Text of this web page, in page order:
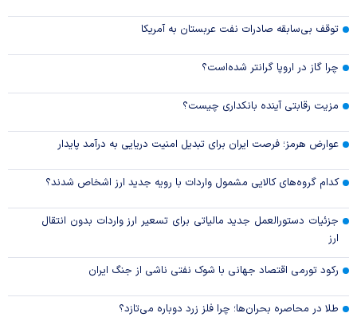
توقف بی‌سابقه صادرات نفت عربستان به آمریکا
چرا گاز در اروپا گرانتر شده‌است؟
مزیت رقابتی آینده بانکداری چیست؟
عوارض هرمز؛ فرصت ایران برای تبدیل امنیت دریایی به درآمد پایدار
کدام گروه‌های کالایی مشمول واردات با رویه جدید ارز اشخاص شدند؟
جزئیات دستورالعمل جدید مالیاتی برای تسعیر ارز واردات بدون انتقال
ارز
رکود تورمی اقتصاد جهانی با شوک نفتی ناشی از جنگ ایران
طلا در محاصره بحران‌ها؛ چرا فلز زرد دوباره می‌تازد؟